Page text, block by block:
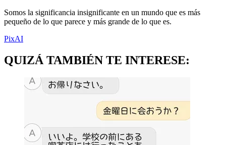
Somos la significancia insignificante en un mundo que es más
pequeño de lo que parece y más grande de lo que es.
PixAI
QUIZÁ TAMBIÉN TE INTERESE: